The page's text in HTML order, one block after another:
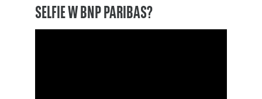
SELFIE W BNP PARIBAS?